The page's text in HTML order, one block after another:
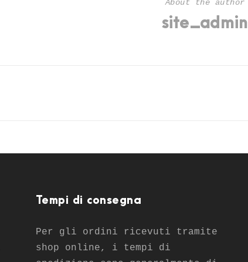
About the author
site_admin
Tempi di consegna
Per gli ordini ricevuti tramite
shop online, i tempi di